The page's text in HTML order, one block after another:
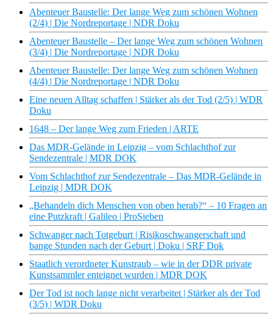
Abenteuer Baustelle: Der lange Weg zum schönen Wohnen
(2/4) | Die Nordreportage | NDR Doku
Abenteuer Baustelle – Der lange Weg zum schönen Wohnen
(3/4) | Die Nordreportage | NDR Doku
Abenteuer Baustelle: Der lange Weg zum schönen Wohnen
(4/4) | Die Nordreportage | NDR Doku
Eine neuen Alltag schaffen | Stärker als der Tod (2/5) | WDR
Doku
1648 – Der lange Weg zum Frieden | ARTE
Das MDR-Gelände in Leipzig – vom Schlachthof zur
Sendezentrale | MDR DOK
Vom Schlachthof zur Sendezentrale – Das MDR-Gelände in
Leipzig | MDR DOK
„Behandeln dich Menschen von oben herab?“ – 10 Fragen an
eine Putzkraft | Galileo | ProSieben
Schwanger nach Totgeburt | Risikoschwangerschaft und
bange Stunden nach der Geburt | Doku | SRF Dok
Staatlich verordneter Kunstraub – wie in der DDR private
Kunstsammler enteignet wurden | MDR DOK
Der Tod ist noch lange nicht verarbeitet | Stärker als der Tod
(3/5) | WDR Doku